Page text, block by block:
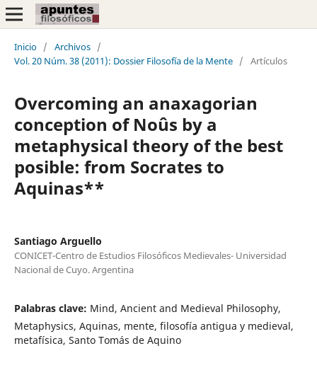
Inicio / Archivos /
Vol. 20 Núm. 38 (2011): Dossier Filosofía de la Mente / Artículos
Overcoming an anaxagorian
conception of Noûs by a
metaphysical theory of the best
posible: from Socrates to
Aquinas**
Santiago Arguello
CONICET-Centro de Estudios Filosóficos Medievales- Universidad
Nacional de Cuyo. Argentina
Palabras clave: Mind, Ancient and Medieval Philosophy,
Metaphysics, Aquinas, mente, filosofía antigua y medieval,
metafísica, Santo Tomás de Aquino